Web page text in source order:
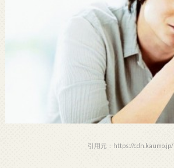
引用元：https://cdn.kaumo.jp/